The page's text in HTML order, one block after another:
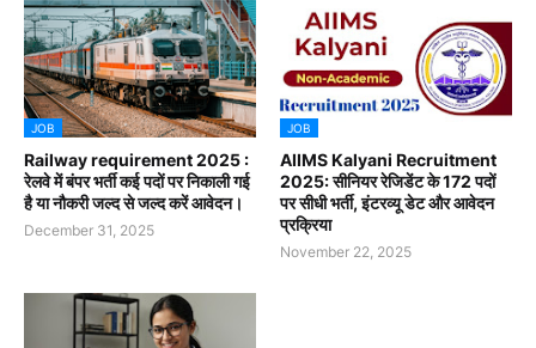
JOB
Railway requirement 2025 :
रेलवे में बंपर भर्ती कई पदों पर निकाली गई
है या नौकरी जल्द से जल्द करें आवेदन।
December 31, 2025
JOB
AIIMS Kalyani Recruitment
2025: सीनियर रेजिडेंट के 172 पदों
पर सीधी भर्ती, इंटरव्यू डेट और आवेदन
प्रक्रिया
November 22, 2025